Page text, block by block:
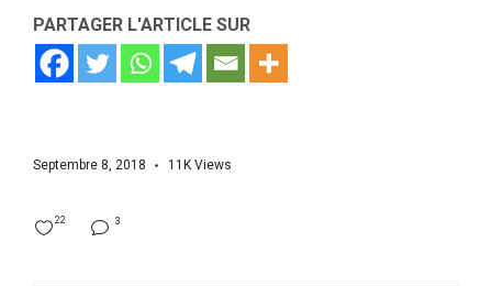
PARTAGER L'ARTICLE SUR
Septembre 8, 2018 11K Views
3
22